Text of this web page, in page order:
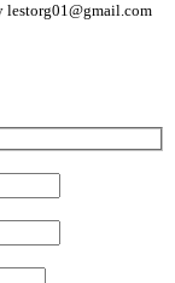
lestorg01@gmail.com